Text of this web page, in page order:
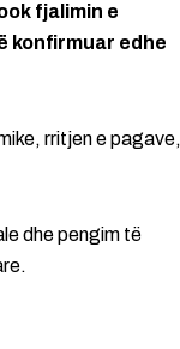
fjalimin e
konfirmuar edhe
rritjen e pagave,
dhe pengim të